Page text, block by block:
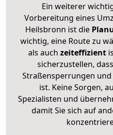
Ein weiterer
Vorbereitung eines
Heilsbronn ist die
wichtig, eine Route zu
als auch zeiteffizient
sicherzustellen,
Straßensperrungen
ist. Keine Sorgen,
Spezialisten und
damit Sie sich auf